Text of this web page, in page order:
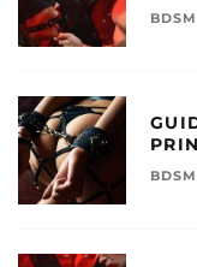
BDSM
BDSM